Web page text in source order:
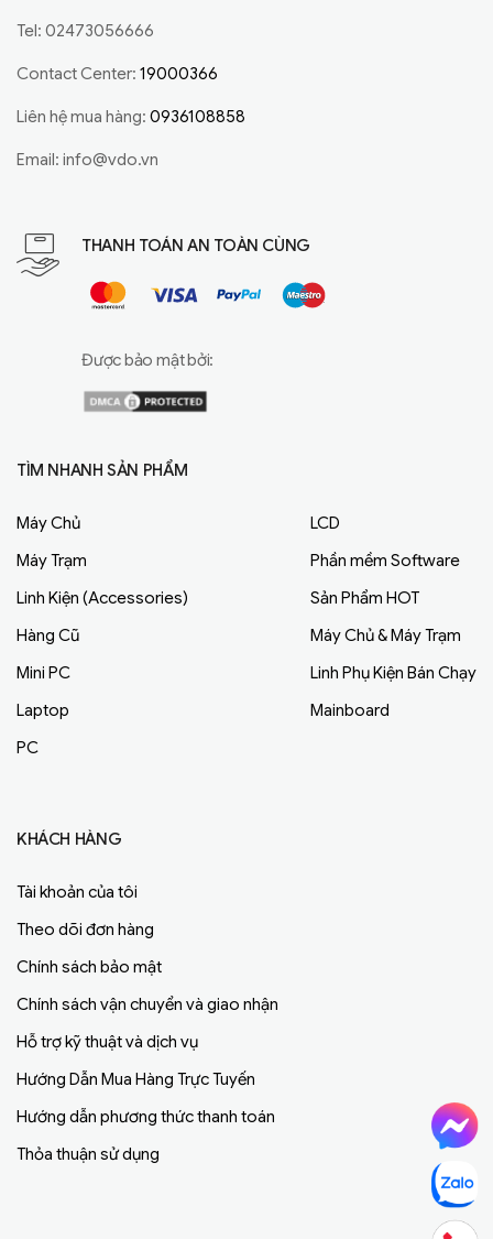
Tel: 02473056666
Contact Center: 19000366
Liên hệ mua hàng: 0936108858
Email: info@vdo.vn
THANH TOÁN AN TOÀN CÙNG
Được bảo mật bởi:
TÌM NHANH SẢN PHẨM
Máy Chủ
Máy Trạm
Linh Kiện (Accessories)
Hàng Cũ
Mini PC
Laptop
PC
LCD
Phần mềm Software
Sản Phẩm HOT
Máy Chủ & Máy Trạm
Linh Phụ Kiện Bán Chạy
Mainboard
KHÁCH HÀNG
Tài khoản của tôi
Theo dõi đơn hàng
Chính sách bảo mật
Chính sách vận chuyển và giao nhận
Hỗ trợ kỹ thuật và dịch vụ
Hướng Dẫn Mua Hàng Trực Tuyến
Hướng dẫn phương thức thanh toán
Thỏa thuận sử dụng